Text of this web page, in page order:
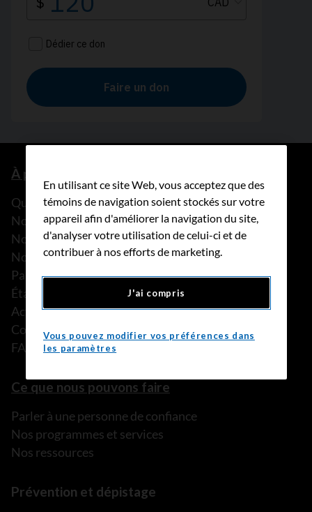
À propos de nous
Que faisons-nous?
Notre histoire
Nos histoires
Notre équipe
Partenariats
États financiers
Actualités
Communiqués de presse
FAQ
Ce que nous pouvons faire
Parler à une personne de confiance
Nos programmes et services
Nos ressources
Prévention et dépistage
En utilisant ce site Web, vous acceptez que des
témoins de navigation soient stockés sur votre
appareil afin d'améliorer la navigation du site,
d'analyser votre utilisation de celui-ci et de
contribuer à nos efforts de marketing.
J'ai compris
Vous pouvez modifier vos préférences dans
les paramètres